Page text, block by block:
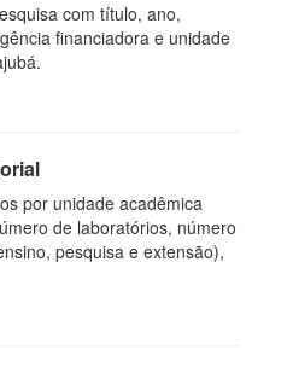
com título, ano,
financiadora e unidade
por unidade acadêmica
de laboratórios, número
pesquisa e extensão),